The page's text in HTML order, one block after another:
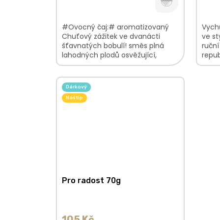
#Ovocný čaj:# aromatizovaný
Chuťový zážitek ve dvanácti
šťavnatých bobulí! směs plná
lahodných plodů osvěžující,
ovocná chuť lahodná vůně
ve
Dárkový
Náš tip
Pro radost 70g